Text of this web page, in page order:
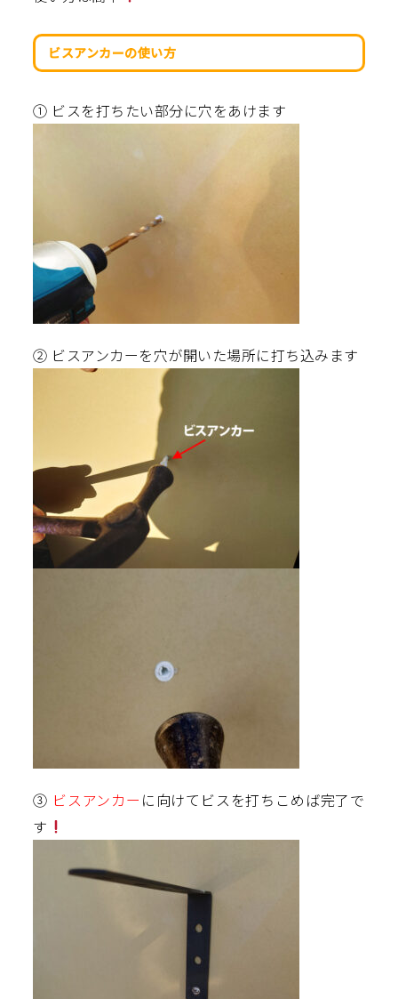
ビスアンカーの使い方
① ビスを打ちたい部分に穴をあけます
② ビスアンカーを穴が開いた場所に打ち込みます
③ ビスアンカー に向けてビスを打ちこめば完了で
す